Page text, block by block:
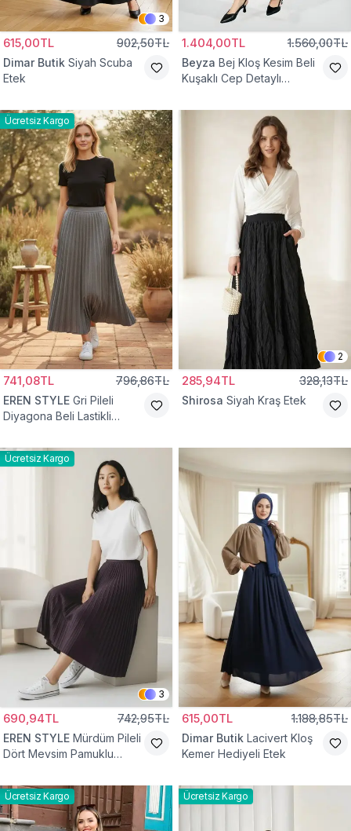
3
615,00TL 902,50TL
Dimar Butik Siyah Scuba
Etek
1.404,00TL 1.560,00TL
Beyza Bej Kloş Kesim Beli
Kuşaklı Cep Detaylı
Ücretsiz Kargo
741,08TL 796,86TL
EREN STYLE Gri Pileli
Diyagona Beli Lastikli
2
285,94TL 328,13TL
Shirosa Siyah Kraş Etek
Ücretsiz Kargo
3
690,94TL 742,95TL
EREN STYLE Mürdüm Pileli
Dört Mevsim Pamuklu
615,00TL 1.188,85TL
Dimar Butik Lacivert Kloş
Kemer Hediyeli Etek
Ücretsiz Kargo Ücretsiz Kargo